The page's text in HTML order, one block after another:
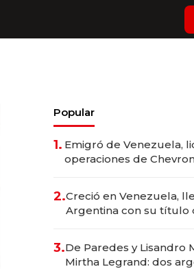
Popular
1. Emigró de Venezuela,
operaciones de Chevron
2.Creció en Venezuela,
Argentina con su título
marcas "fast premium"
3.De Paredes y Lisandro
Mirtha Legrand: dos